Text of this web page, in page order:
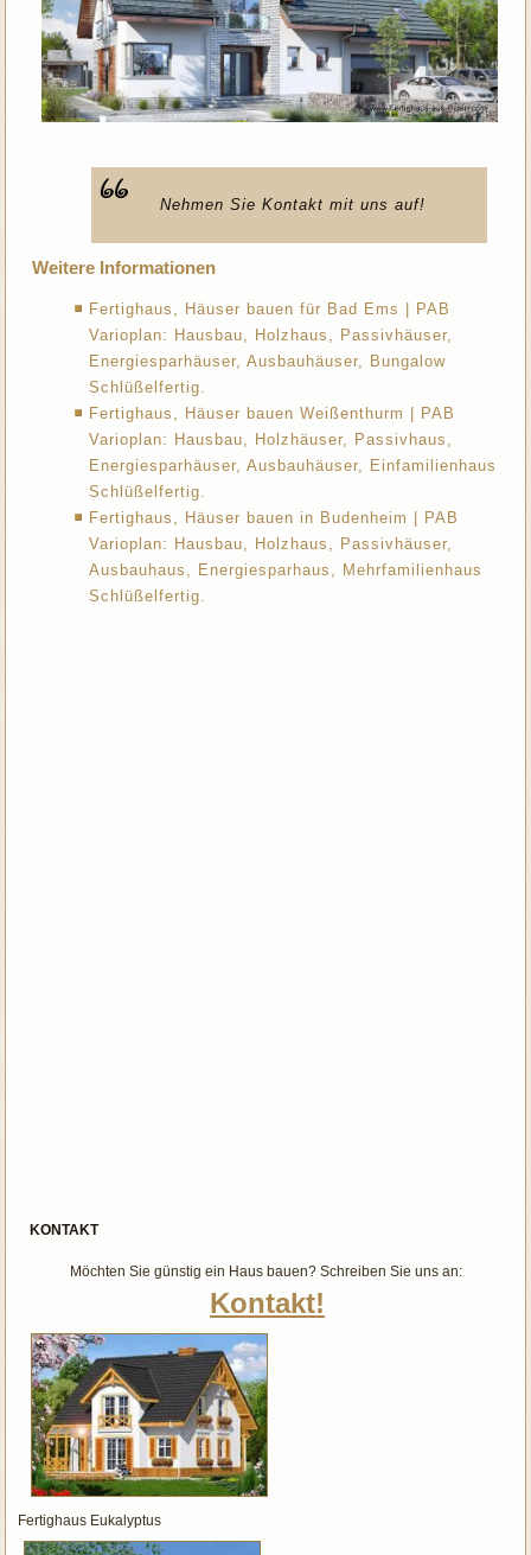
Nehmen Sie Kontakt mit uns auf!
Weitere Informationen
Fertighaus, Häuser bauen für Bad Ems | PAB
Varioplan: Hausbau, Holzhaus, Passivhäuser,
Energiesparhäuser, Ausbauhäuser, Bungalow
Schlüßelfertig.
Fertighaus, Häuser bauen Weißenthurm | PAB
Varioplan: Hausbau, Holzhäuser, Passivhaus,
Energiesparhäuser, Ausbauhäuser, Einfamilienhaus
Schlüßelfertig.
Fertighaus, Häuser bauen in Budenheim | PAB
Varioplan: Hausbau, Holzhaus, Passivhäuser,
Ausbauhaus, Energiesparhaus, Mehrfamilienhaus
Schlüßelfertig.
KONTAKT
Möchten Sie günstig ein Haus bauen? Schreiben Sie uns an:
Kontakt!
Fertighaus Eukalyptus